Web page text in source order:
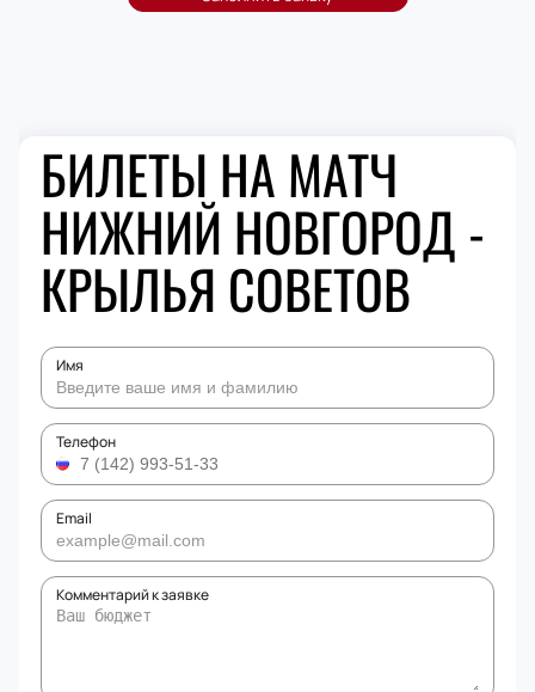
БИЛЕТЫ НА МАТЧ
НИЖНИЙ НОВГОРОД -
КРЫЛЬЯ СОВЕТОВ
Имя
Телефон
Email
Комментарий к заявке